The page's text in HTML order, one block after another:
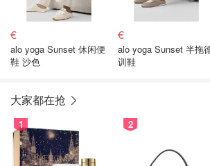
€
alo yoga Sunset 休闲便
鞋 沙色
€
alo yoga Sunset 半拖
训鞋
大家都在抢
1 2